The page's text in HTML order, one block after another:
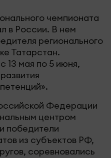
чемпионата
в России. В нем
регионального
Татарстан.
13 мая по 5 июня,
Федерации
центром
победители
из субъектов РФ,
соревновались